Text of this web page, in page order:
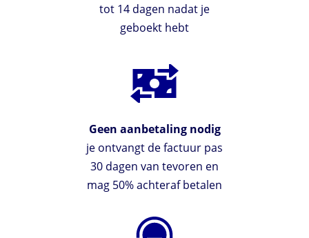
tot 14 dagen nadat je
geboekt hebt
Geen aanbetaling nodig
je ontvangt de factuur pas
30 dagen van tevoren en
mag 50% achteraf betalen